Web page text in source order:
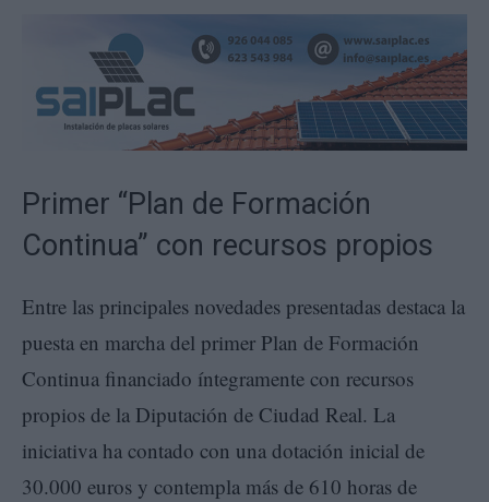
Primer “Plan de Formación
Continua” con recursos propios
Entre las principales novedades presentadas destaca la
puesta en marcha del primer Plan de Formación
Continua financiado íntegramente con recursos
propios de la Diputación de Ciudad Real. La
iniciativa ha contado con una dotación inicial de
30.000 euros y contempla más de 610 horas de